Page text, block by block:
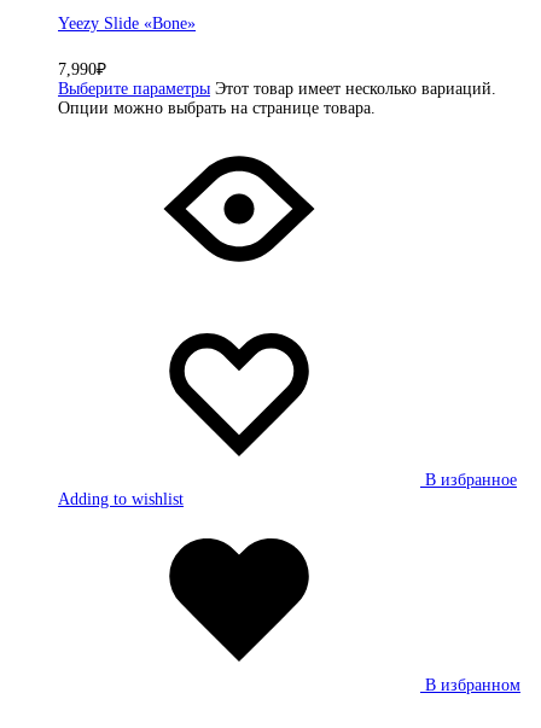
Yeezy Slide «Bone»
7,990₽
Выберите параметры Этот товар имеет несколько вариаций.
Опции можно выбрать на странице товара.
В избранное
Adding to wishlist
В избранном